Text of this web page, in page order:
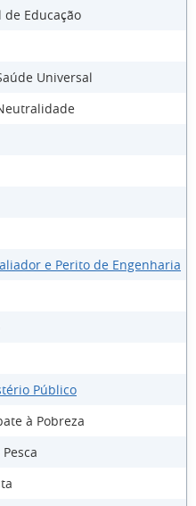
de Educação
Universal
e Perito de Engenharia
Público
à Pobreza